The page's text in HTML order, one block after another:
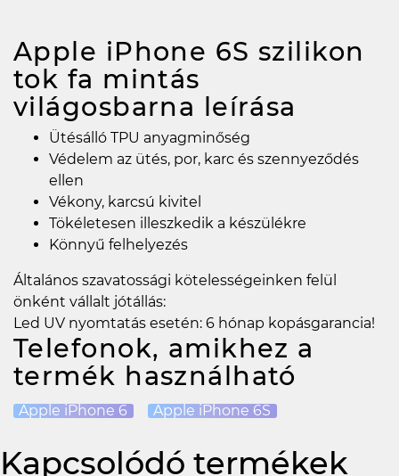
Apple iPhone 6S szilikon
tok fa mintás
világosbarna leírása
Ütésálló TPU anyagminőség
Védelem az ütés, por, karc és szennyeződés
ellen
Vékony, karcsú kivitel
Tökéletesen illeszkedik a készülékre
Könnyű felhelyezés
Általános szavatossági kötelességeinken felül
önként vállalt jótállás:
Led UV nyomtatás esetén: 6 hónap kopásgarancia!
Telefonok, amikhez a
termék használható
Apple iPhone 6 Apple iPhone 6S
Kapcsolódó termékek